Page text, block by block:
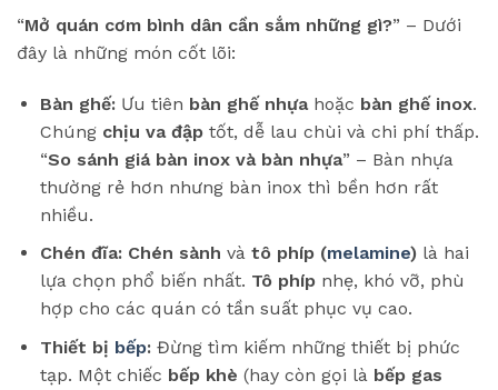
“Mở quán cơm bình dân cần sắm những gì?” – Dưới
đây là những món cốt lõi:
Bàn ghế:Ưu tiên bàn ghế nhựahoặc bàn ghế inox.
Chúng chịu va đậptốt, dễ lau chùi và chi phí thấp.
“So sánh giá bàn inox và bàn nhựa” – Bàn nhựa
thường rẻ hơn nhưng bàn inox thì bền hơn rất
nhiều.
Chén đĩa: Chén sành và tô phíp (melamine)là hai
lựa chọn phổ biến nhất. Tô phípnhẹ, khó vỡ, phù
hợp cho các quán có tần suất phục vụ cao.
Thiết bị bếp:Đừng tìm kiếm những thiết bị phức
tạp. Một chiếc bếp khè (hay còn gọi là bếp gas